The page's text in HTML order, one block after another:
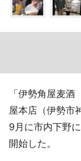
「伊勢角屋麦
屋本店（伊勢市
9月に市内下野
開始した。